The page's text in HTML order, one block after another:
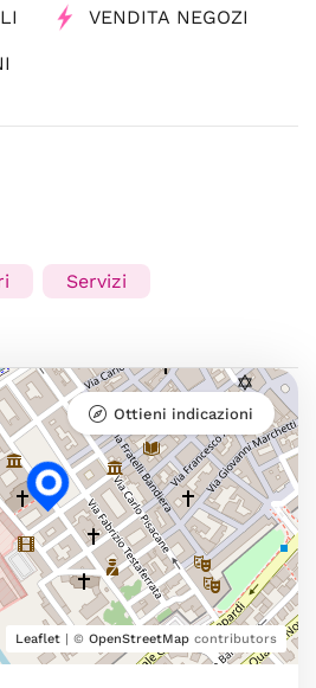
VENDITA NEGOZI
Servizi
Leaflet | © OpenStreetMap contributors
Ottieni indicazioni